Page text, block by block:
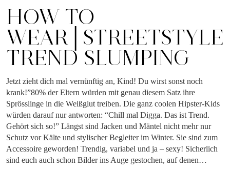
HOW TO
WEAR│STREETSTYLE
TREND SLUMPING
Jetzt zieht dich mal vernünftig an, Kind! Du wirst sonst noch
krank!”80% der Eltern würden mit genau diesem Satz ihre
Sprösslinge in die Weißglut treiben. Die ganz coolen Hipster-Kids
würden darauf nur antworten: “Chill mal Digga. Das ist Trend.
Gehört sich so!” Längst sind Jacken und Mäntel nicht mehr nur
Schutz vor Kälte und stylischer Begleiter im Winter. Sie sind zum
Accessoire geworden! Trendig, variabel und ja – sexy! Sicherlich
sind euch auch schon Bilder ins Auge gestochen, auf denen…